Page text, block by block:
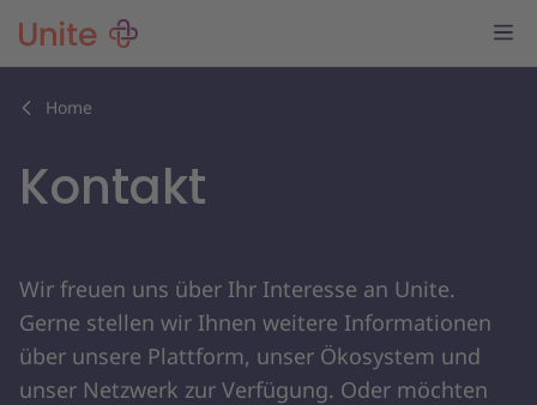
Home
Kontakt
Wir freuen uns über Ihr Interesse an Unite.
Gerne stellen wir Ihnen weitere Informationen
über unsere Plattform, unser Ökosystem und
unser Netzwerk zur Verfügung. Oder möchten